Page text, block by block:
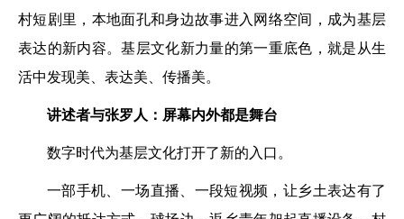
村短剧里，本地面孔和身边故事进入网络空间，成为基层
表达的新内容。基层文化新力量的第一重底色，就是从生
活中发现美、表达美、传播美。
讲述者与张罗人：屏幕内外都是舞台
数字时代为基层文化打开了新的入口。
一部手机、一场直播、一段短视频，让乡土表达有了